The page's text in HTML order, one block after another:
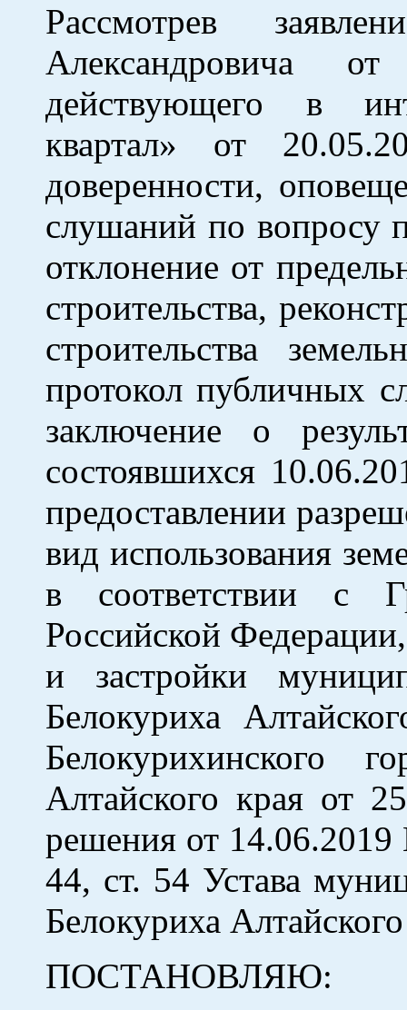
Рассмотрев
действующего в
квартал» от
доверенности,
слушаний по вопросу
отклонение от
строительства,
строительства
протокол публичных
заключение о
состоявшихся
предоставлении
вид использования
в соответствии с
Российской
и застройки
Белокуриха
Белокурихинского
Алтайского края от
решения от 14.06.2019
44, ст. 54 Устава
Белокуриха
ПОСТАНОВЛЯЮ: